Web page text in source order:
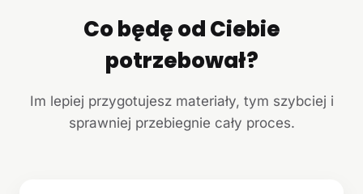
Co będę od Ciebie
potrzebował?
Im lepiej przygotujesz materiały, tym szybciej i
sprawniej przebiegnie cały proces.